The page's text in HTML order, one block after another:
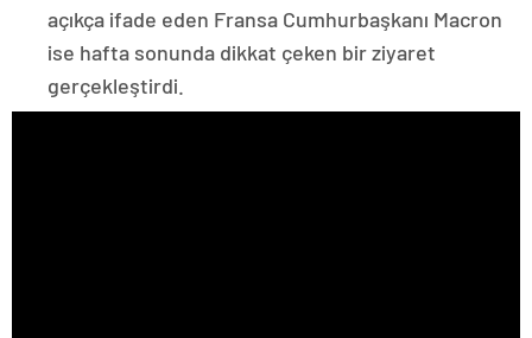
açıkça ifade eden Fransa Cumhurbaşkanı Macron
ise hafta sonunda dikkat çeken bir ziyaret
gerçekleştirdi.